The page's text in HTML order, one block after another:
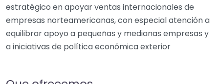
estratégico en apoyar ventas internacionales de
empresas norteamericanas, con especial atención a
equilibrar apoyo a pequeñas y medianas empresas y
a iniciativas de política económica exterior